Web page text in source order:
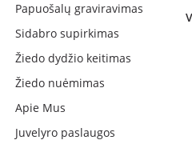
Papuošalų graviravimas
Sidabro supirkimas
Žiedo dydžio keitimas
Žiedo nuėmimas
Apie Mus
Juvelyro paslaugos